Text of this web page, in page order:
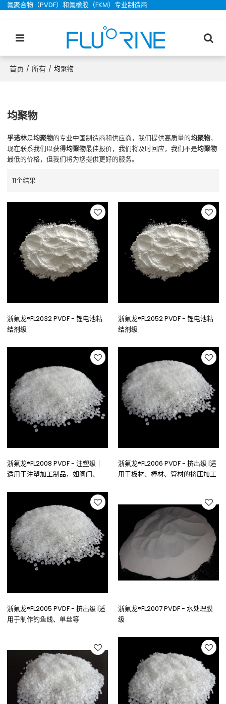
氟聚合物（PVDF）和氟橡胶（FKM）专业制造商
首页 / 所有 / 均聚物
均聚物
孚诺林是均聚物的专业中国制造商和供应商，我们提供高质量的均聚物，
现在联系我们以获得均聚物最佳报价，我们将及时回应，我们不是均聚物
最低的价格，但我们将为您提供更好的服务。
11个结果
浙氟龙®FL2032 PVDF - 锂电池粘
结剂级
浙氟龙®FL2052 PVDF - 锂电池粘
结剂级
浙氟龙®FL2008 PVDF - 注塑级｜
适用于注塑加工制品，如阀门、
浙氟龙®FL2006 PVDF - 挤出级 |适
用于板材、棒材、管材的挤压加工
浙氟龙®FL2005 PVDF - 挤出级 |适
用于制作钓鱼线、单丝等
浙氟龙®FL2007 PVDF - 水处理膜
级